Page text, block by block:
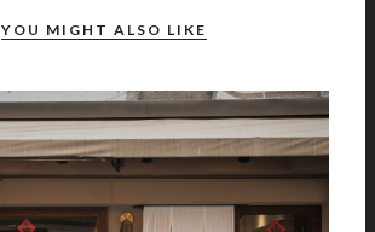
YOU MIGHT ALSO LIKE